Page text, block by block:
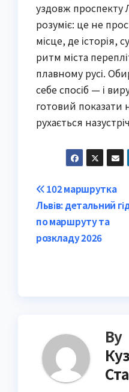
уздовж проспекту
розуміє: це не
місце, де історія,
ритм міста
плавному русі.
себе спосіб — і
готовий показати
рухається
Post
102 маршрутка
Львів: детальний
по маршруту та
розкладу 2026
By